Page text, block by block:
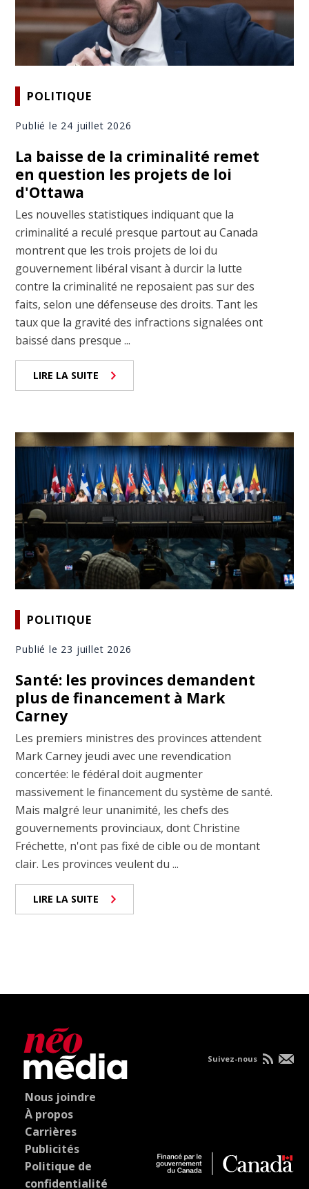
POLITIQUE
Publié le 24 juillet 2026
La baisse de la criminalité remet
en question les projets de loi
d'Ottawa
Les nouvelles statistiques indiquant que la
criminalité a reculé presque partout au Canada
montrent que les trois projets de loi du
gouvernement libéral visant à durcir la lutte
contre la criminalité ne reposaient pas sur des
faits, selon une défenseuse des droits. Tant les
taux que la gravité des infractions signalées ont
baissé dans presque ...
LIRE LA SUITE
POLITIQUE
Publié le 23 juillet 2026
Santé: les provinces demandent
plus de financement à Mark
Carney
Les premiers ministres des provinces attendent
Mark Carney jeudi avec une revendication
concertée: le fédéral doit augmenter
massivement le financement du système de santé.
Mais malgré leur unanimité, les chefs des
gouvernements provinciaux, dont Christine
Fréchette, n'ont pas fixé de cible ou de montant
clair. Les provinces veulent du ...
LIRE LA SUITE
Nous joindre
À propos
Carrières
Publicités
Politique de
confidentialité
Suivez-nous